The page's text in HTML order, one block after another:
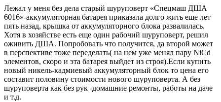
Лежал у меня без дела старый шуруповерт «Спецмаш ДША
6016»-аккумуляторная батарея приказала долго жить еще лет
пять назад, крышка от аккумуляторного блока развалилась.
Хотя в хозяйстве есть еще один рабочий шуруповерт, решил
оживить ДША. Попробовать что получится, да второй может
в перспективе тоже переделать( на нем уже менял пару NiСd
элементов, скоро и эта батарея выйдет из строя).Если купить
новый никель-кадмиевый аккумуляторный блок то цена его
составит половину стоимости нового шуруповерта. А без
шуруповерта как без рук -домашние ремонты, работы на даче
и т.д.